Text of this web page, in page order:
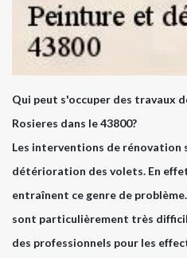
Qui peut s'occuper des travaux
Rosieres dans le 43800?
Les interventions de rénovation
détérioration des volets. En
entraînent ce genre de
sont particulièrement très
des professionnels pour les